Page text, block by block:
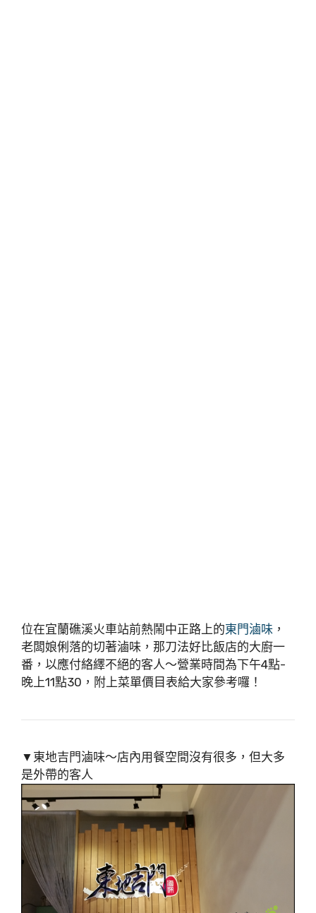
位在宜蘭礁溪火車站前熱鬧中正路上的東門滷味 ，
老闆娘俐落的切著滷味，那刀法好比飯店的大廚一
番，以應付絡繹不絕的客人～營業時間為下午4點-
晚上11點30，附上菜單價目表給大家參考囉！
▼東地吉門滷味～店內用餐空間沒有很多，但大多
是外帶的客人